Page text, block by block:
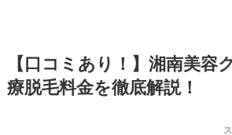
【口コミあり！】湘南美容
療脱毛料金を徹底解説！